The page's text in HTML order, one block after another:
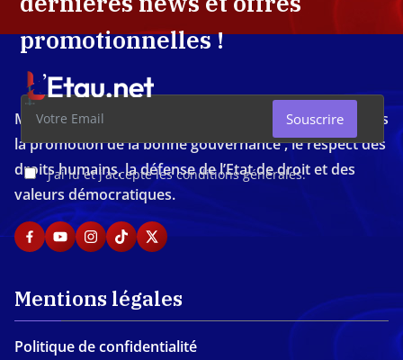
promotionnelles !
J'ai lu et j'accepte les conditions générales.
Souscrire
Média d'investigation ivoirien résolument engagé dans
la promotion de la bonne gouvernance , le respect des
droits humains, la défense de l’Etat de droit et des
valeurs démocratiques.
Mentions légales
Politique de confidentialité